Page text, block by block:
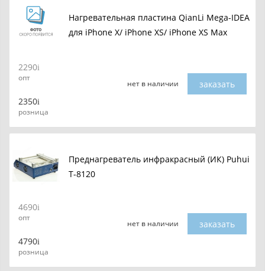
Нагревательная пластина QianLi Mega-IDEA
для iPhone X/ iPhone XS/ iPhone XS Max
2290
опт
2350
розница
нет в наличии заказать
Преднагреватель инфракрасный (ИК) Puhui
T-8120
4690
опт
4790
розница
нет в наличии заказать